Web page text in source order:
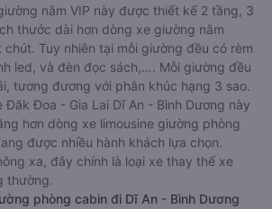
nằm VIP này được thiết kế 2 tầng, 3
thước dài hơn dòng xe giường nằm
Tuy nhiên tại mỗi giường đều có rèm
led, và đèn đọc sách,…. Mỗi giường đều
tương đương với phân khúc hạng 3 sao.
Đăk Đoa - Gia Lai Dĩ An - Bình Dương này
hơn dòng xe limousine giường phòng
được nhiều hành khách lựa chọn.
xa, đây chính là loại xe thay thế xe
thường.
phòng cabin đi Dĩ An - Bình Dương